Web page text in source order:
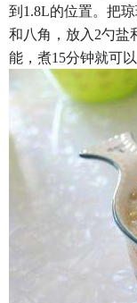
到1.8L的位置。把
和八角，放入2勺盐
能，煮15分钟就可以